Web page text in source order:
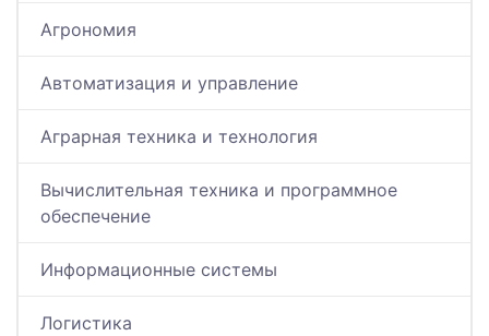
Агрономия
Автоматизация и управление
Аграрная техника и технология
Вычислительная техника и программное
обеспечение
Информационные системы
Логистика